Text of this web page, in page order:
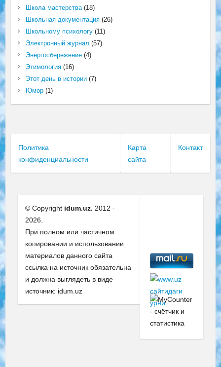
Школа мастерства(18)
Школьная документация(26)
Школьному психологу(11)
Электронный журнал (57)
Энергосбережение(4)
Этимология(16)
Этот день в истории(7)
Юмор(1)
Политика
конфиденциальности
Карта
сайта
Контакт
© Copyright idum.uz. 2012 -
2026.
При полном или частичном
копировании и использовании
материалов данного сайта
ссылка на источник обязательна
и должна выглядеть в виде
источник: idum.uz